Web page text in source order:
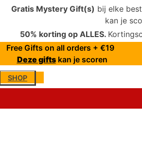
Gratis Mystery Gift(s) bij elke
kan je
50% korting op ALLES.
Free Gifts on all orders + €19
Deze giftskan je scoren
SHOP